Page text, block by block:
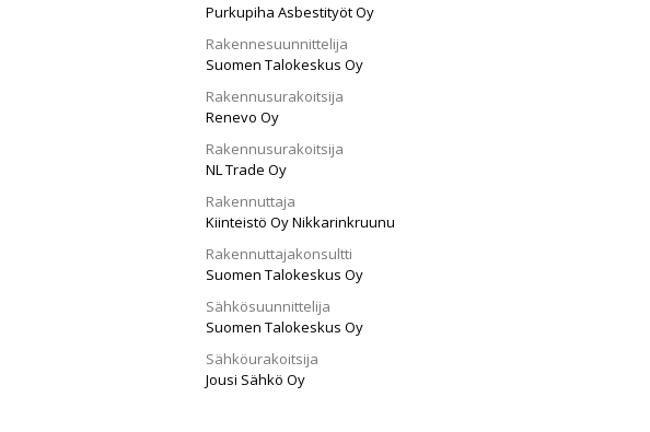
Purkupiha Asbestityöt Oy
Rakennesuunnittelija
Suomen Talokeskus Oy
Rakennusurakoitsija
Renevo Oy
Rakennusurakoitsija
NL Trade Oy
Rakennuttaja
Kiinteistö Oy Nikkarinkruunu
Rakennuttajakonsultti
Suomen Talokeskus Oy
Sähkösuunnittelija
Suomen Talokeskus Oy
Sähköurakoitsija
Jousi Sähkö Oy